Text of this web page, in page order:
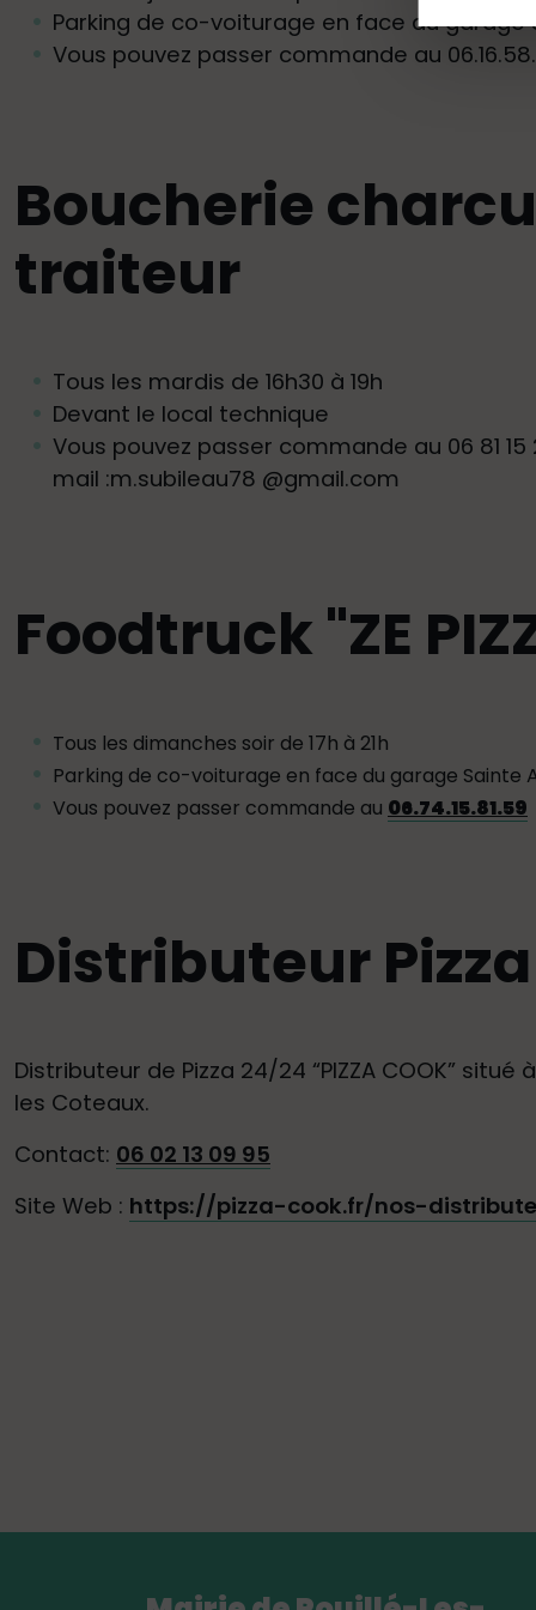
Parking de co-voiturage en face du garage
Vous pouvez passer commande au
Boucherie
traiteur
Tous les mardis de 16h30 à 19h
Devant le local technique
Vous pouvez passer commande au 06 81
mail :m.subileau78 @gmail.com
Foodtruck "ZE
Tous les dimanches soir de 17h à 21h
Parking de co-voiturage en face du garage Sainte
Vous pouvez passer commande au 06.74.15.81.59
Distributeur
Distributeur de Pizza 24/24 “PIZZA COOK” situé
les Coteaux.
Contact: 06 02 13 09 95
Site Web : https://pizza-cook.fr/nos-